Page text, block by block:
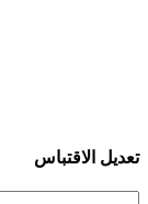
تعديل الاقتباس